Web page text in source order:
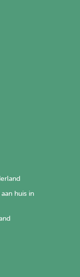
huis in